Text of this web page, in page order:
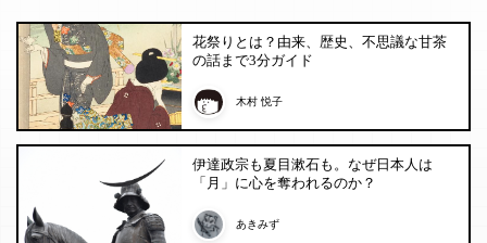
花祭りとは？由来、歴史、不思議な甘茶
の話まで3分ガイド
木村 悦子
伊達政宗も夏目漱石も。なぜ日本人は
「月」に心を奪われるのか？
あきみず